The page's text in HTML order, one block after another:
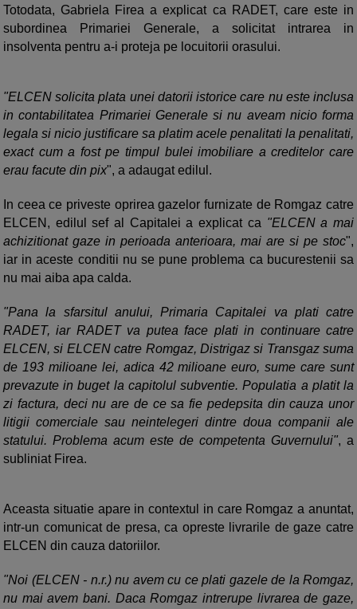
Totodata, Gabriela Firea a explicat ca RADET, care este in
subordinea Primariei Generale, a solicitat intrarea in
insolventa pentru a-i proteja pe locuitorii orasului.
"ELCEN solicita plata unei datorii istorice care nu este inclusa
in contabilitatea Primariei Generale si nu aveam nicio forma
legala si nicio justificare sa platim acele penalitati la penalitati,
exact cum a fost pe timpul bulei imobiliare a creditelor care
erau facute din pix", a adaugat edilul.
In ceea ce priveste oprirea gazelor furnizate de Romgaz catre
ELCEN, edilul sef al Capitalei a explicat ca "ELCEN a mai
achizitionat gaze in perioada anterioara, mai are si pe stoc",
iar in aceste conditii nu se pune problema ca bucurestenii sa
nu mai aiba apa calda.
"Pana la sfarsitul anului, Primaria Capitalei va plati catre
RADET, iar RADET va putea face plati in continuare catre
ELCEN, si ELCEN catre Romgaz, Distrigaz si Transgaz suma
de 193 milioane lei, adica 42 milioane euro, sume care sunt
prevazute in buget la capitolul subventie. Populatia a platit la
zi factura, deci nu are de ce sa fie pedepsita din cauza unor
litigii comerciale sau neintelegeri dintre doua companii ale
statului. Problema acum este de competenta Guvernului", a
subliniat Firea.
Aceasta situatie apare in contextul in care Romgaz a anuntat,
intr-un comunicat de presa, ca opreste livrarile de gaze catre
ELCEN din cauza datoriilor.
"Noi (ELCEN - n.r.) nu avem cu ce plati gazele de la Romgaz,
nu mai avem bani. Daca Romgaz intrerupe livrarea de gaze,